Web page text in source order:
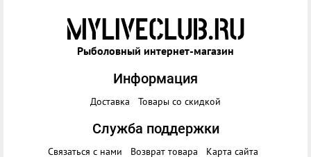
Рыболовный интернет-магазин
Информация
Доставка Товары со скидкой
Служба поддержки
Связаться с нами Возврат товара Карта сайта